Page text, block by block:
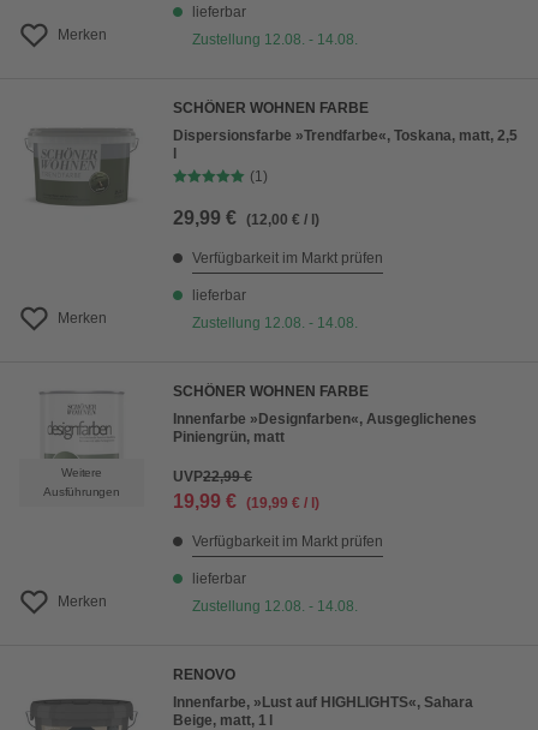
Merken
lieferbar
Zustellung 12.08. - 14.08.
Merken
SCHÖNER WOHNEN FARBE
Dispersionsfarbe »Trendfarbe«, Toskana, matt, 2,5
(1)
29,99 € (12,00 € / l)
Verfügbarkeit im Markt prüfen
lieferbar
Zustellung 12.08. - 14.08.
Weitere
Ausführungen
Merken
SCHÖNER WOHNEN FARBE
Innenfarbe »Designfarben«, Ausgeglichenes
Piniengrün, matt
UVP22,99 €
19,99 € (19,99 € / l)
Verfügbarkeit im Markt prüfen
lieferbar
Zustellung 12.08. - 14.08.
RENOVO
Innenfarbe, »Lust auf HIGHLIGHTS«, Sahara
Beige, matt, 1 l